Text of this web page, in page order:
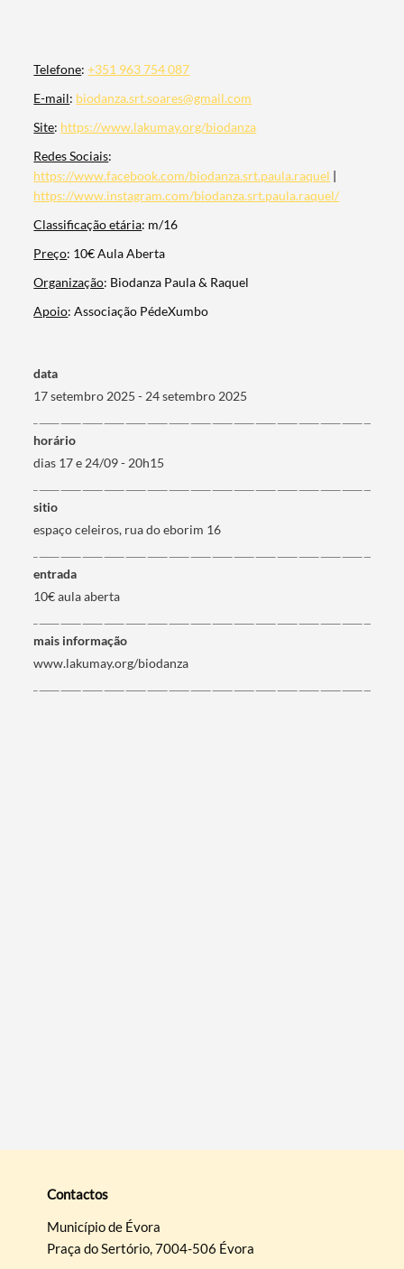
Termo de Pesquisa
Categorias gerais
Telefone:+351 963 754 087
E-mail: biodanza.srt.soares@gmail.com
Site: https://www.lakumay.org/biodanza
Redes Sociais:
https://www.facebook.com/biodanza.srt.paula.raquel
https://www.instagram.com/biodanza.srt.paula.raquel/
Classificação etária: m/16
Preço: 10€ Aula Aberta
Organização: Biodanza Paula & Raquel
Apoio: Associação PédeXumbo
data
17 setembro 2025 - 24 setembro 2025
horário
dias 17 e 24/09 - 20h15
sitio
espaço celeiros, rua do eborim 16
entrada
10€ aula aberta
mais informação
www.lakumay.org/biodanza
Contactos
Município de Évora
Praça do Sertório, 7004-506 Évora